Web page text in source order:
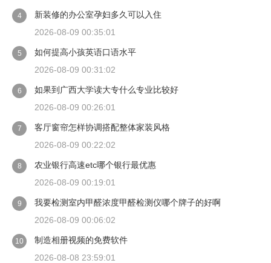
4
新装修的办公室孕妇多久可以入住
2026-08-09 00:35:01
5
如何提高小孩英语口语水平
2026-08-09 00:31:02
6
如果到广西大学读大专什么专业比较好
2026-08-09 00:26:01
7
客厅窗帘怎样协调搭配整体家装风格
2026-08-09 00:22:02
8
农业银行高速etc哪个银行最优惠
2026-08-09 00:19:01
9
我要检测室内甲醛浓度甲醛检测仪哪个牌子的好啊
2026-08-09 00:06:02
10
制造相册视频的免费软件
2026-08-08 23:59:01